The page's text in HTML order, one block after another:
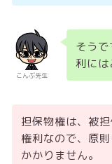
こんぶ先生
そう
利には
担保物権は、被
権利なので、原
かかりません。